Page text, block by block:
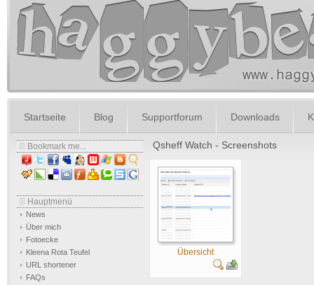
Startseite Blog Supportforum Downloads
Bookmark me...
Hauptmenü
News
Über mich
Fotoecke
Kleena Rota Teufel
URL shortener
FAQs
Qsheff Watch - Screenshots
Übersicht